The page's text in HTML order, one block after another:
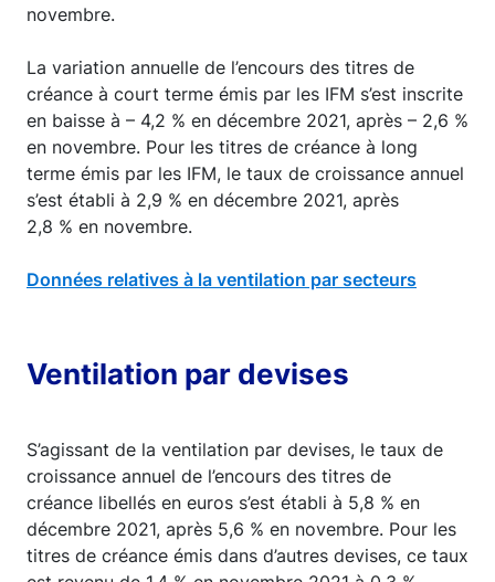
novembre.
La variation annuelle de l’encours des titres de
créance à court terme émis par les IFM s’est inscrite
en baisse à – 4,2 % en décembre 2021, après – 2,6 %
en novembre. Pour les titres de créance à long
terme émis par les IFM, le taux de croissance annuel
s’est établi à 2,9 % en décembre 2021, après
2,8 % en novembre.
Données relatives à la ventilation par secteurs
Ventilation par devises
S’agissant de la ventilation par devises, le taux de
croissance annuel de l’encours des titres de
créance libellés en euros s’est établi à 5,8 % en
décembre 2021, après 5,6 % en novembre. Pour les
titres de créance émis dans d’autres devises, ce taux